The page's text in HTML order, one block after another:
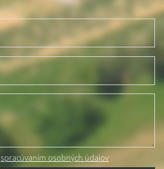
spracúvaním osobných údajov